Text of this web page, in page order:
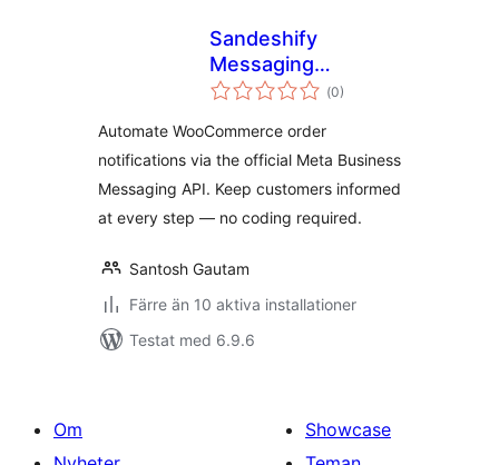
Sandeshify
Messaging
Automation for
(Totalt
antal
0)
Automate WooCommerce order
notifications via the official Meta Business
Messaging API. Keep customers informed
at every step — no coding required.
Santosh Gautam
Färre än 10 aktiva installationer
Testat med 6.9.6
Om
Showcase